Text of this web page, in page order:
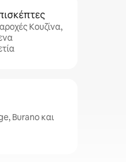
Κουζίνα,
Burano και